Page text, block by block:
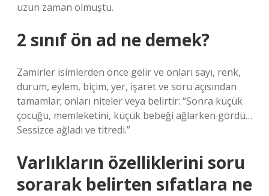
uzun zaman olmuştu.
2 sınıf ön ad ne demek?
Zamirler isimlerden önce gelir ve onları sayı, renk,
durum, eylem, biçim, yer, işaret ve soru açısından
tamamlar; onları niteler veya belirtir: “Sonra küçük
çocuğu, memleketini, küçük bebeği ağlarken gördü…
Sessizce ağladı ve titredi.”
Varlıkların özelliklerini soru
sorarak belirten sıfatlara ne